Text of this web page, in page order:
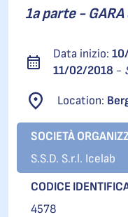
1a parte - GARA
Data inizio:
11/02/2018 -
Location:
SOCIETÀ
S.S.D. S.r.l. Icelab
CODICE
4578